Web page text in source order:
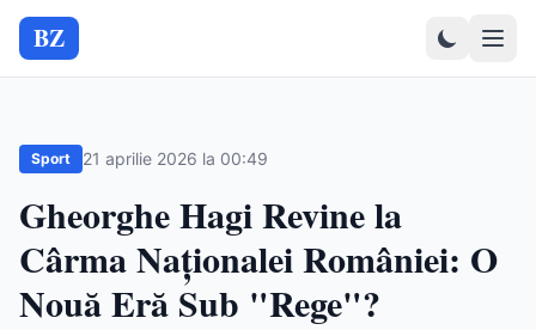
BZ
Sport 21 aprilie 2026 la 00:49
Gheorghe Hagi Revine la
Cârma Naționalei României: O
Nouă Eră Sub "Rege"?